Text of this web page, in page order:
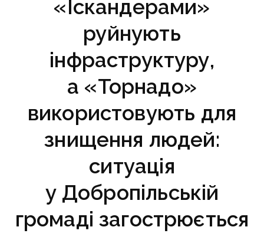
«Іскандерами»
руйнують
інфраструктуру,
а «Торнадо»
використовують для
знищення людей:
ситуація
у Добропільській
громаді загострюється